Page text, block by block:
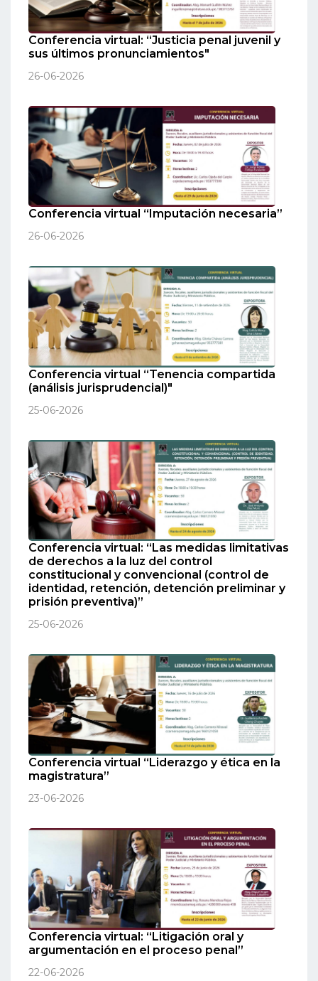
Conferencia virtual: “Justicia penal juvenil y
sus últimos pronunciamientos"
26-06-2026
Conferencia virtual “Imputación necesaria”
26-06-2026
Conferencia virtual “Tenencia compartida
(análisis jurisprudencial)"
25-06-2026
Conferencia virtual: “Las medidas limitativas
de derechos a la luz del control
constitucional y convencional (control de
identidad, retención, detención preliminar y
prisión preventiva)”
25-06-2026
Conferencia virtual “Liderazgo y ética en la
magistratura”
23-06-2026
Conferencia virtual: “Litigación oral y
argumentación en el proceso penal”
22-06-2026